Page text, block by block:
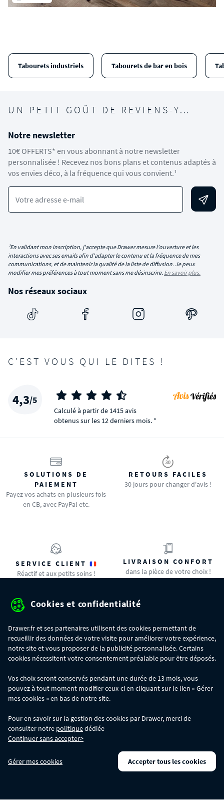
Tabourets industriels Tabourets de bar en bois
UN PETIT GOÛT DE REVIENS-Y…
Notre newsletter
10€ OFFERTS* en vous abonnant à notre newsletter
personnalisée ! Recevez nos bons plans et contenus adaptés à
vos envies déco, à la fréquence qui vous convient.¹
Votre adresse e-mail
¹En validant mon inscription, j'accepte que Drawer mesure l'ouverture et les
interactions avec ses emails afin d'adapter le contenu et la fréquence de mes
communications, et de maintenir la qualité de la liste de diffusion. Je peux
modifier mes préférences à tout moment sans me désinscrire. En savoir plus.
Nos réseaux sociaux
C'EST VOUS QUI LE DITES !
4,3/5
Calculé à partir de 1415 avis
obtenus sur les 12 derniers mois. *
SOLUTIONS DE
PAIEMENT
Payez vos achats en plusieurs fois
en CB, avec PayPal etc.
RETOURS FACILES
30 jours pour changer d'avis !
SERVICE CLIENT
Réactif et aux petits soins !
LIVRAISON CONFORT
dans la pièce de votre choix !
La marque
Services
Modalités
Aide & Contact
Promotions
Cookies et confidentialité
Drawer.fr et ses partenaires utilisent des cookies permettant de
recueillir des données de votre visite pour améliorer votre expérience,
notre site et vous proposer de la publicité personnalisée. Certains
cookies nécessitent votre consentement préalable pour être déposés.
Vos choix seront conservés pendant une durée de 13 mois, vous
pouvez à tout moment modifier ceux-ci en cliquant sur le lien « Gérer
mes cookies » en bas de notre site.
Pour en savoir sur la gestion des cookies par Drawer, merci de
consulter notre politiquedédiée
Continuer sans accepter>
Gérer mes cookies Accepter tous les cookies